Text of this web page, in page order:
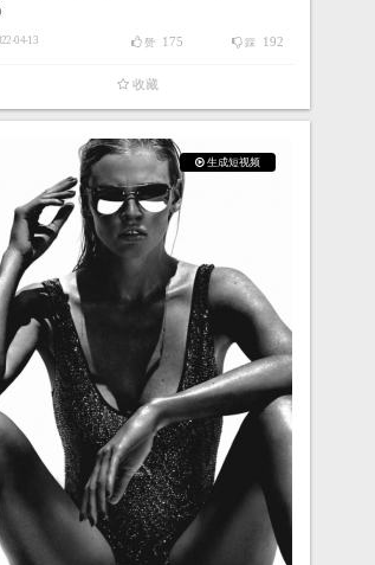
04-13 踩 192
赞 175
收藏
生成短视频